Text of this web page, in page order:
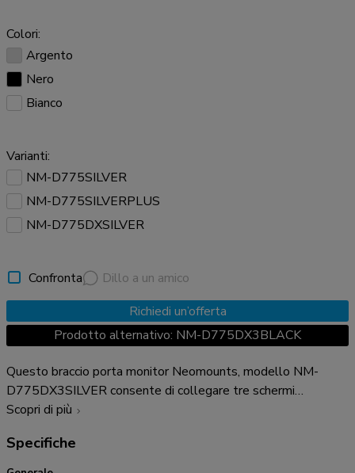
Colori:
Argento
Nero
Bianco
Varianti:
NM-D775SILVER
NM-D775SILVERPLUS
NM-D775DXSILVER
Confronta
Dillo a un amico
Richiedi un’offerta
Prodotto alternativo: NM-D775DX3BLACK
Questo braccio porta monitor Neomounts, modello NM-
D775DX3SILVER consente di collegare tre schermi
LCD/LED/TFT su di una scrivania con la modalità di fissaggio
sono incluse). Utilizzate un braccio porta monitor per
sfruttare pienamente le capacità del vostro schermo. Il
Scopri di più
Specifiche